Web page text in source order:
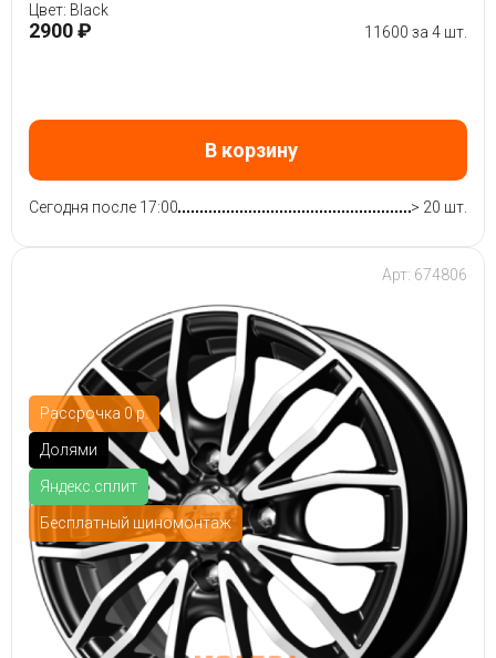
Цвет: Black
2900 ₽ 11600 за 4 шт.
В корзину
Сегодня после 17:00 > 20 шт.
Рассрочка 0 р.
Долями
Яндекс.сплит
Бесплатный шиномонтаж
Арт: 674806